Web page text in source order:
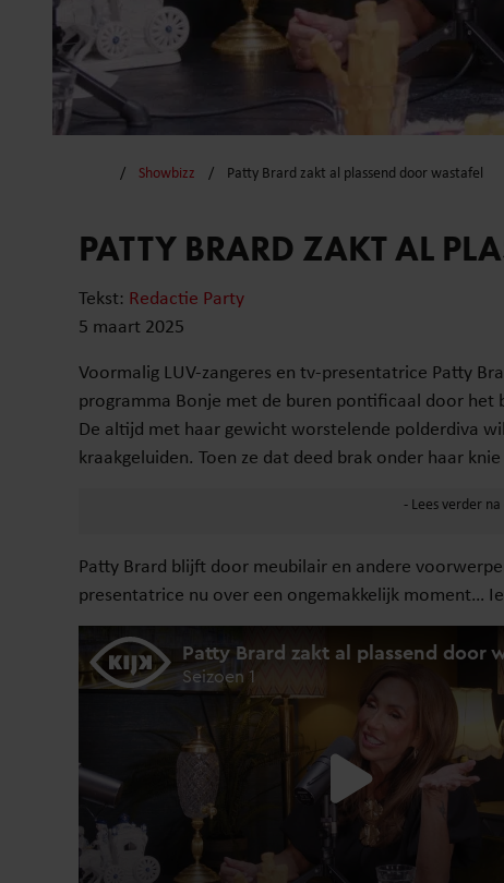
Showbizz Patty Brard zakt al plassend door wastafel
PATTY BRARD ZAKT AL
Tekst: Redactie Party
5 maart 2025
Voormalig LUV-zangeres en tv-presentatrice Patty
programma Bonje met de buren pontificaal door het
De altijd met haar gewicht worstelende polderdiva
kraakgeluiden. Toen ze dat deed brak onder haar
Patty Brard blijft door meubilair en andere
presentatrice nu over een ongemakkelijk moment…